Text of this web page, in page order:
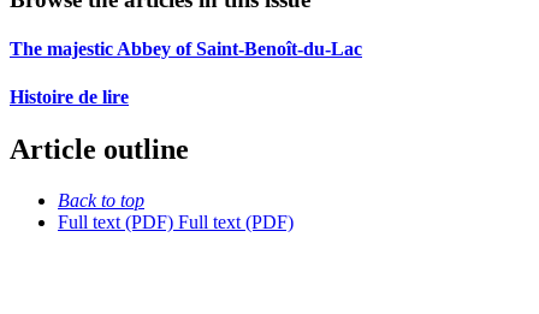
The majestic Abbey of Saint-Benoît-du-Lac
Histoire de lire
Article outline
Back to top
Full text (PDF) Full text (PDF)